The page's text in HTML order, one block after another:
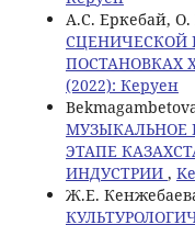
А.С. Еркебай,
СЦЕНИЧЕСКОЙ
ПОСТАНОВКАХ
(2022): Керуен
МУЗЫКАЛЬНОЕ
ЭТАПЕ
ИНДУСТРИИ ,
Ж.Е.